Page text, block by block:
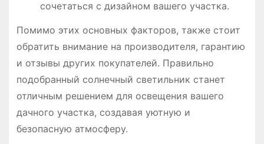
сочетаться с дизайном вашего участка.
Помимо этих основных факторов, также стоит
обратить внимание на производителя, гарантию
и отзывы других покупателей. Правильно
подобранный солнечный светильник станет
отличным решением для освещения вашего
дачного участка, создавая уютную и
безопасную атмосферу.